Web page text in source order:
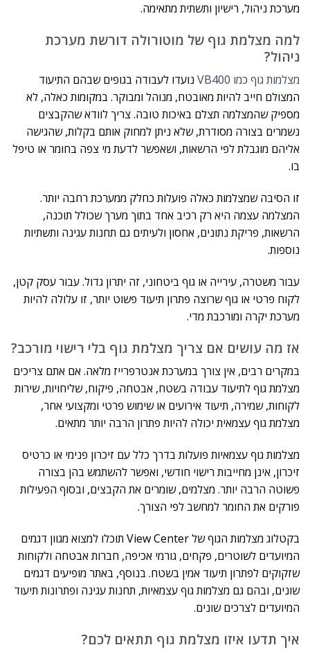
מערכת ניהול, רישיון ותשתית מתאימה.
למה מצלמת גוף של מוטורולה דורשת מערכת
ניהול?
מצלמות גוף כמו VB400
נועדו לעבודה בגופים שבהם התיעוד
המצולם חייב להיות מאובטח, מנוהל ומבוקר. במקומות כאלה, לא
מספיק שהמצלמה תצלם באיכות טובה. צריך לוודא שהקבצים
נשמרים בצורה מסודרת, שלא ניתן למחוק אותם בקלות, שהגישה
אליהם מוגבלת לפי הרשאות, ושאפשר לדעת מי צפה בחומר או טיפל
בו.
זו הסיבה שמצלמות כאלה פועלות כחלק ממערכת רחבה יותר.
המצלמה עצמה היא רק רכיב אחד בתוך מערך שכולל תוכנה,
הרשאות, פריקת נתונים, אחסון ולעיתים גם תחנות עגינה ותשתיות
נוספות.
עבור משטרה, עירייה או גוף ביטחוני, זה יתרון גדול. עבור עסק קטן,
לקוח פרטי או גוף שרוצה פתרון תיעוד פשוט יותר, זו עלולה להיות
מערכת יקרה ומורכבת מדי.
אז מה עושים אם צריך מצלמת גוף בלי רישוי מורכב?
במקרים רבים, אין צורך במערכת אנטרפרייז מלאה. אם אתם צריכים
מצלמת גוף לתיעוד עבודה בשטח, אבטחה, פיקוח, שליחויות, שירות
לקוחות, שמירה, תיעוד אירועים או שימוש פרטי ומקצועי אחר,
מצלמת גוף עצמאית יכולה להיות פתרון הרבה יותר מתאים.
מצלמות גוף עצמאיות פועלות בדרך כלל עם זיכרון פנימי או כרטיס
זיכרון, אינן מחייבות רישוי חודשי, ואפשר להשתמש בהן בצורה
פשוטה הרבה יותר. מצלמים, שומרים את הקבצים, ובסוף הפעילות
פורקים את החומר למחשב לפי הצורך.
בקטלוג מצלמות הגוף של View Center תוכלו למצוא מגוון דגמים
המיועדים לשוטרים, פקחים, גורמי אכיפה, חברות אבטחה ולקוחות
שזקוקים לפתרון תיעוד אמין בשטח. בנוסף, באתר מופיעים דגמים
שונים, ובהם גם מצלמות גוף עצמאיות, תחנות עגינה ופתרונות תיעוד
המיועדים לצרכים שונים.
איך תדעו איזו מצלמת גוף תתאים לכם?